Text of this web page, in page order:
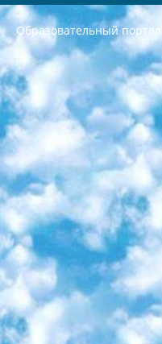
Образовательный портал
РЕСПУБЛИКА УЗБЕКИСТАН МИНИСТРЕРСТВО ДОШКОЛЬНОГО И ШКОЛЬНОГО ОБРАЗОВАНИЯ КОМАНДА в общеобразовательных учреждениях в 2023-2024 учебном году организация и проведение итоговой государственной аттестации обучающихся о Министра дошкольного и школьного образования Республики Узбекистан от 4 марта 2008 года (постановлением Минюста от 20 марта 2008 года № 1778 государственной регистрации) «Итоговое состояние учащихся общего среднего образования на основании положения об утверждении положения об аттестации общего среднего образования выпускной экзамен студентов в образовательных учреждениях в 2023-2024 учебном году В целях организации и прохождения аттестации приказываю: 1. Следующее: перечень предметов, по которым будет проводиться итоговая государственная аттестация и экзамен формы перевода согласно приложению 1; сертификаты международного образца, оценивающие уровень владения иностранными языками перечень согласно приложению 2; 2. Педагогический при специализированных образовательных учреждениях. научно-практический центр квалификации и международной оценки (Д.Давидова) 2024 г. До 25 марта: задания по предметам, по которым будет проводиться итоговая аттестация разработка и утверждение технических условий; итоговая аттестация на основании разработанного предметного задания разработка вопросов по предметам (устно и письменно), экзамен передача; общеобразовательные средние школы и специальные учебные заведения учащиеся выпускных классов школ и интернатов в агентской системе подготовка базы данных экзаменационных материалов и критериев оценки; перевод базы экзаменационных материалов на все языки обучения подать в Республиканский образовательный центр для изготовления; варианты экзаменов на основе разработанных контрольных материалов пусть будут поставлены задачи формирования. 3. Республиканский образовательный центр (Ш.Худайкулов) до 5 апреля 2024 года. до: база данных предоставленных экзаменационных материалов на все языки обучения перевод и экспертиза; для слепых, слабовидящих, глухих, слабослышащих и умственно отсталых детей учащиеся выпускных классов специализированных школ и школ-интернатов база данных экзаменационных материалов на всех преподаваемых языках подготовка критериев оценки; специализированные школы для умственно отсталых детей и технологии для учащихся выпускных классов школ-интернатов разработка соответствующих рекомендаций и критериев проведения ЕГЭ по естествознанию давать задания. 4. Педагогический при специализированных образовательных учреждениях. Научно-практический центр навыков и международной оценки (Д.Давидова), Республика образовательный центр (Худайкулов Ш.) итоговый государственный аттестационный экзамен ориентирован на творческое и логическое мышление при подготовке базы материалов учитывать введение заданий. 5. Следует отметить, что: сертификат государственного образца о знании общеобразовательного предмета и как минимум национальный уровень B1 по предметам на иностранных языках, указанным в Приложении 2. или международно признанный сертификат эквивалентного уровня студенты, изучающие определенный предмет, освобождаются от экзамена; по соответствующим предметам запланирована итоговая государственная аттестация за день до дня, путем жеребьевки Рабочей группой (в письменной форме по предметам, проводимым в форме) из числа сформированных вариантов выбрано 2 варианта; 2 выбранных варианта экзамена анонсированы на официальном сайте министерства и все выпускники по всей стране на основе этих вариантов проводит итоговую государственную аттестацию. 6. Государственное образование учащихся средних общеобразовательных учреждений. знания в соответствии с квалификационными требованиями, которые необходимо приобрести на основании стандартов итоговый (выпускной) контроль для 9 и 11 классов в целях тестирования Экзамены (далее – экзамены) состоят из предметов, перечисленных в приложении 1. будет сделано. 7. Экзамены пройдут с 26 мая по 15 июня 2024 г. (кроме науки физического воспитания). 8. Физическая для учащихся 9 классов общесредних образовательных учреждений. Экзамены по предмету «Образование, квалификация медицина» 1-6 мая 2024 года. сотрудники перевести под присмотр (с отклонениями в физическом или умственном развитии) специализированная школа для детей, школы-интернаты и со сколиозом школы-интернаты санаторного типа для больных детей исключены). 9. Он был слепым, слабовидящим и имел нарушения опорно-двигательного аппарата. экзамены в специализированных школах и интернатах для детей должны проводиться исходя из требований, предъявляемых к общеобразовательным учреждениям (физкультура кроме науки). 10. Специализированная школа для глухих и слабослышащих детей. и экзамены в интернатах и быть реализован в виде письменного теста по математике. 11. Специальность для умственно отсталых детей. Для 9 класса Родной язык и литературное письмо Государственный язык (язык обучения – узбекский). для неклассов) написано Математическое письмо Письменная/устная история Узбекистана Физическое воспитание практично Итоговый контроль Для 11 класса Написание родного языка и литературы (эссе) Математическое письмо Узбекский язык (обучение на узбекском языке) не посещающее общее